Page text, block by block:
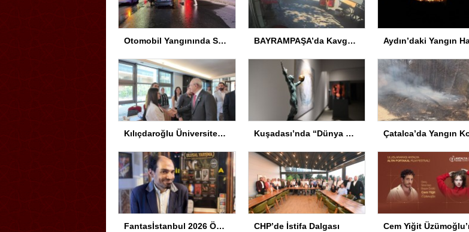
Otomobil Yangınında Sürücü Yaralandı BAYRAMPAŞA’da Kavga: Bir Kişi Hayatını Kaybetti
Kılıçdaroğlu Üniversitesi Tercih Merkezi’ni Ziyaret Etti Kuşadası’nda “Dünya Hâlâ Çiçek Açıyor” sergisi sanatseverlerle buluşuyor
Fantasİstanbul 2026 Ödül Töreni Yapıldı CHP’de İstifa Dalgası